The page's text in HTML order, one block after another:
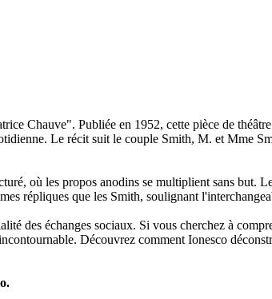
Chauve". Publiée en 1952, cette pièce de
Le récit suit le couple Smith, M. et Mme
où les propos anodins se multiplient sans but.
répliques que les Smith, soulignant
des échanges sociaux. Si vous cherchez à
Découvrez comment Ionesco